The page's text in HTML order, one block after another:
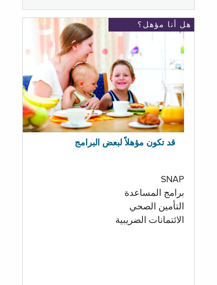
هل أنا مؤهل؟
قد تكون مؤهلاً لبعض البرامج
SNAP
برامج المساعدة
التأمين الصحي
الائتمانات الضريبية